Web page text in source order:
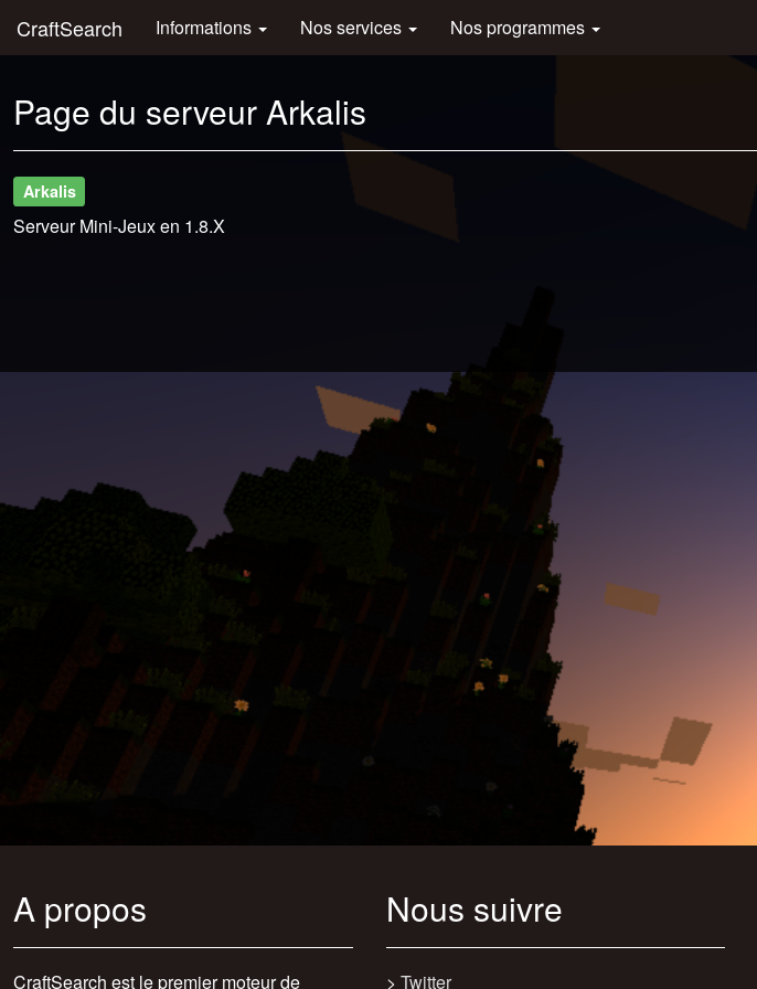
CraftSearch Informations Nos services Nos programmes
Page du serveur Arkalis
Arkalis
Serveur Mini-Jeux en 1.8.X
A propos
CraftSearch est le premier moteur de
Nous suivre
> Twitter